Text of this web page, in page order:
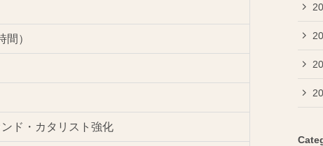
）
ド・カタリスト強化